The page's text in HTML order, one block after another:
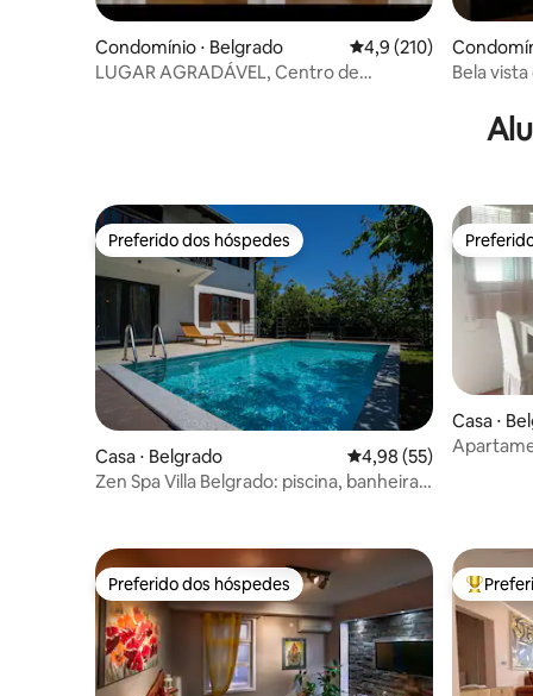
Condomínio ⋅ Belgrado 4,9 de uma avaliação
4,9 (210)
LUGAR AGRADÁVEL, Centro de
Bela
Preferido dos hóspedes
Preferido dos hóspedes
Casa ⋅ Belgrado 4,98 de uma avaliação
4,98 (55)
Zen Spa Villa Belgrado: piscina, banheira
Casa ⋅
Preferido dos hóspedes
Preferido dos hóspedes Entre